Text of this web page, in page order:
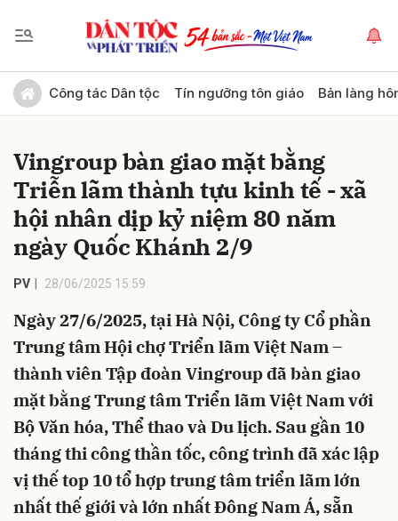
Công tác Dân tộc Tín ngưỡng tôn giáo Bản làng
Vingroup bàn giao mặt bằng
Triễn lãm thành tựu kinh tế - xã
hội nhân dịp kỷ niệm 80 năm
ngày Quốc Khánh 2/9
PV 28/06/2025 15:59
Ngày 27/6/2025, tại Hà Nội, Công ty Cổ phần
Trung tâm Hội chợ Triển lãm Việt Nam –
thành viên Tập đoàn Vingroup đã bàn giao
mặt bằng Trung tâm Triển lãm Việt Nam với
Bộ Văn hóa, Thể thao và Du lịch. Sau gần 10
tháng thi công thần tốc, công trình đã xác lập
vị thế top 10 tổ hợp trung tâm triển lãm lớn
nhất thế giới và lớn nhất Đông Nam Á, sẵn
Gửi bình luận